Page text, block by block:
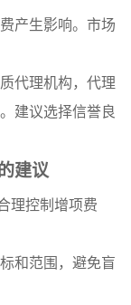
产生影响。市场
代理机构，代理
建议选择信誉良
建议
理控制增项费
和范围，避免盲